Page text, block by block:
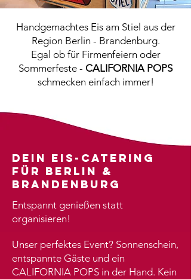
Handgemachtes Eis am Stiel aus der
Region Berlin - Brandenburg.
Egal ob für Firmenfeiern oder
Sommerfeste - CALIFORNIA POPS
schmecken einfach immer!
Dein Eis-Catering
für Berlin &
BrandenburG
Entspannt genießen statt
organisieren!
Unser perfektes Event? Sonnenschein,
entspannte Gäste und ein
CALIFORNIA POPS in der Hand. Kein